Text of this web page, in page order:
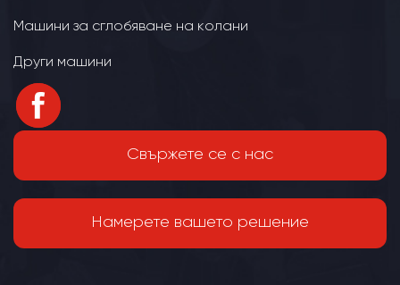
Машини за сглобяване на колани
Други машини
Свържете се с нас
Намерете вашето решение